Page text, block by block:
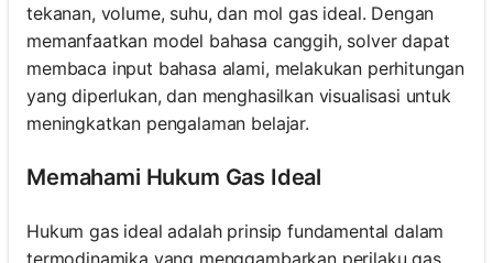
tekanan, volume, suhu, dan mol gas ideal. Dengan
memanfaatkan model bahasa canggih, solver dapat
membaca input bahasa alami, melakukan perhitungan
yang diperlukan, dan menghasilkan visualisasi untuk
meningkatkan pengalaman belajar.
Memahami Hukum Gas Ideal
Hukum gas ideal adalah prinsip fundamental dalam
termodinamika yang menggambarkan perilaku gas